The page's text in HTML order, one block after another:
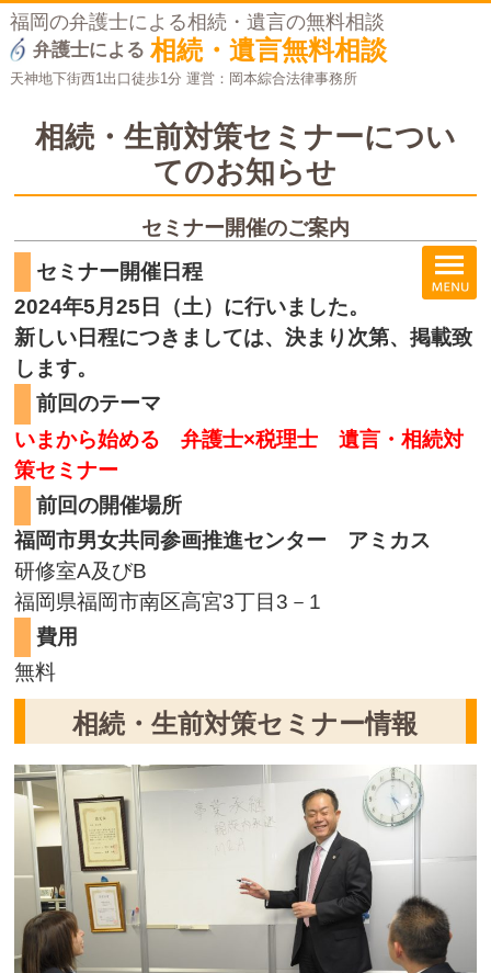
福岡の弁護士による相続・遺言の無料相談
弁護士による 相続・遺言無料相談
天神地下街西1出口徒歩1分 運営：岡本綜合法律事務所
相続・生前対策セミナーについ
てのお知らせ
セミナー開催のご案内
セミナー開催日程
2024年5月25日（土）に行いました。
新しい日程につきましては、決まり次第、掲載致
します。
前回のテーマ
いまから始める 弁護士×税理士 遺言・相続対
策セミナー
前回の開催場所
福岡市男女共同参画推進センター アミカス
研修室A及びB
福岡県福岡市南区高宮3丁目3－1
費用
無料
相続・生前対策セミナー情報